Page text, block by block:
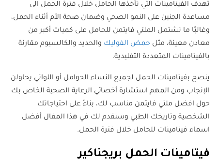
تهدف الفيتامينات التي تأخذها الحامل خلال فترة الحمل الى
مساعدة الجنين على النمو الصحي وضمان صحة الأم أثناء الحمل،
وغالبًا ما تشتمل الملتي فايتمن للحامل على كميات أكبر من
معادن معينة، مثل حمض الفوليك والحديد والكالسيوم مقارنة
بالفيتامينات المتعددة التقليدية.
ينصح بفيتامينات الحمل لجميع النساء الحوامل أو اللواتي يحاولن
الإنجاب ومن المهم استشارة أخصائي الرعاية الصحية الخاص بك
حول افضل ملتي فايتمن مناسب لك، بناءً على احتياجاتك
الشخصية وتاريخك الطبي وسنقدم لك في هذا المقال أفضل
اسماء فيتامينات للحامل خلال فترة الحمل.
فيتامينات الحمل بريجناكير